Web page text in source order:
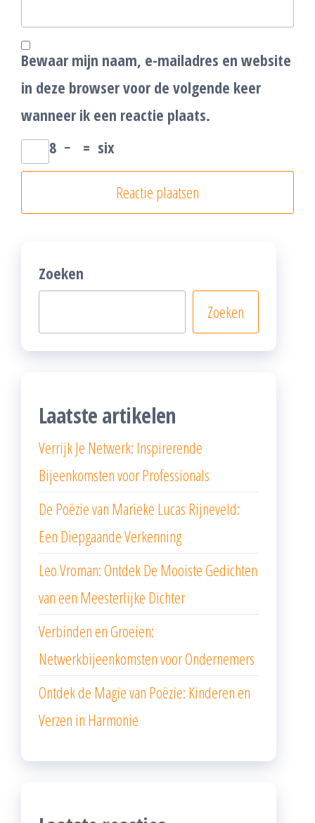
Bewaar mijn naam, e-mailadres en website
in deze browser voor de volgende keer
wanneer ik een reactie plaats.
8 − = six
Zoeken
Zoeken
Laatste artikelen
Verrijk Je Netwerk: Inspirerende
Bijeenkomsten voor Professionals
De Poëzie van Marieke Lucas Rijneveld:
Een Diepgaande Verkenning
Leo Vroman: Ontdek De Mooiste Gedichten
van een Meesterlijke Dichter
Verbinden en Groeien:
Netwerkbijeenkomsten voor Ondernemers
Ontdek de Magie van Poëzie: Kinderen en
Verzen in Harmonie